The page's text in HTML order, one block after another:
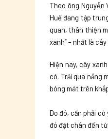
Theo ông Nguyễn
Huế đang tập
quan, thân thiện
xanh” – nhất là cây
Hiện nay, cây
có. Trải qua nắng
bóng mát trên
Do đó, cần phải
đó đặt chân đến